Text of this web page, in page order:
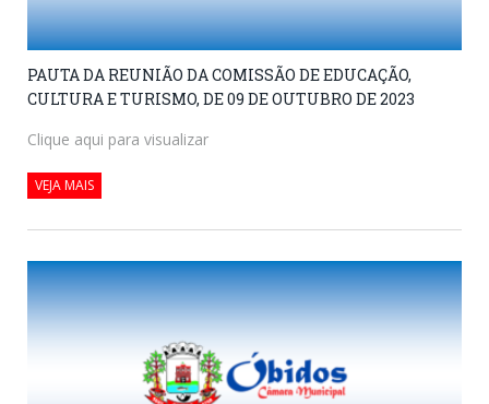
PAUTA DA REUNIÃO DA COMISSÃO DE EDUCAÇÃO,
CULTURA E TURISMO, DE 09 DE OUTUBRO DE 2023
Clique aqui para visualizar
VEJA MAIS